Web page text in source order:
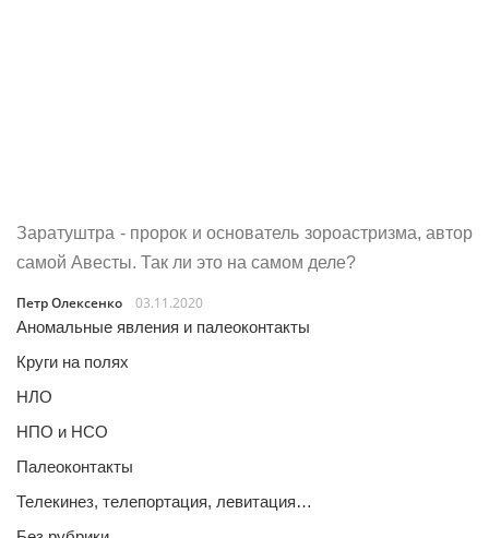
Заратуштра - пророк и основатель зороастризма, автор
самой Авесты. Так ли это на самом деле?
Петр Олексенко
03.11.2020
Аномальные явления и палеоконтакты
Круги на полях
НЛО
НПО и НСО
Палеоконтакты
Телекинез, телепортация, левитация…